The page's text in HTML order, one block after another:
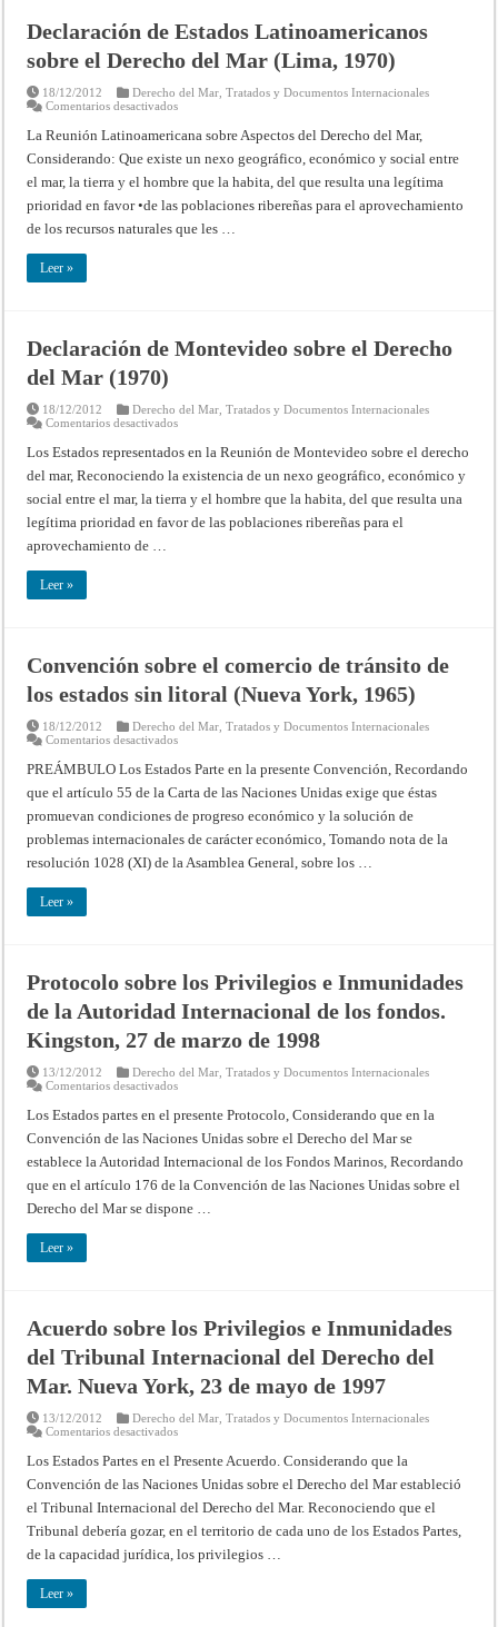
del
Caribe
sobre
los
del
Mar
Declaración de Estados Latinoamericanos
sobre el Derecho del Mar (Lima, 1970)
18/12/2012 Derecho del Mar ,Tratados y Documentos Internacionales
Comentarios desactivadosen
de
Estados
Latinoamericanos
el
Derecho
del
Mar
(Lima,
La Reunión Latinoamericana sobre Aspectos del Derecho del Mar,
Considerando: Que existe un nexo geográfico, económico y social entre
el mar, la tierra y el hombre que la habita, del que resulta una legítima
prioridad en favor •de las poblaciones ribereñas para el aprovechamiento
de los recursos natu­rales que les …
Leer »
Declaración de Montevideo sobre el Derecho
del Mar (1970)
18/12/2012 Derecho del Mar ,Tratados y Documentos Internacionales
Comentarios desactivadosen
de
Montevideo
sobre
Derecho
Mar
Los Estados representados en la Reunión de Montevideo sobre el dere­cho
del mar, Reconociendo la existencia de un nexo geográfico, económico y
social entre el mar, la tierra y el hombre que la habita, del que resulta una
legí­tima prioridad en favor de las poblaciones ribereñas para el
aprovechamiento de …
Leer »
Convención sobre el comercio de tránsito de
los estados sin litoral (Nueva York, 1965)
18/12/2012 Derecho del Mar ,Tratados y Documentos Internacionales
Comentarios desactivadosen
sobre
el
comercio
tránsito
los
estados
sin
PREÁMBULO Los Estados Parte en la presente Convención, Recordando
que el artículo 55 de la Carta de las Naciones Unidas exige que éstas
promuevan condiciones de progreso económico y la solución de
problemas internacionales de carácter económico, Tomando nota de la
resolución 1028 (XI) de la Asamblea General, sobre los …
Leer »
Protocolo sobre los Privilegios e Inmunidades
de la Autoridad Internacional de los fondos.
Kingston, 27 de marzo de 1998
13/12/2012 Derecho del Mar ,Tratados y Documentos Internacionales
Comentarios desactivadosen
sobre
los
Privilegios
Inmunidades
de
la
Autoridad
Internacional
de
1998
Los Estados partes en el presente Protocolo, Considerando que en la
Convención de las Naciones Unidas sobre el Derecho del Mar se
establece la Autoridad Internacional de los Fondos Marinos, Recordando
que en el artículo 176 de la Convención de las Naciones Unidas sobre el
Derecho del Mar se dispone …
Leer »
Acuerdo sobre los Privilegios e Inmunidades
del Tribunal Internacional del Derecho del
Mar. Nueva York, 23 de mayo de 1997
13/12/2012 Derecho del Mar ,Tratados y Documentos Internacionales
Comentarios desactivadosen
sobre
los
Privilegios
Inmunidades
Tribunal
Internacional
del
Los Estados Partes en el Presente Acuerdo. Considerando que la
Convención de las Naciones Unidas sobre el Derecho del Mar estableció
el Tribunal Internacional del Derecho del Mar. Reconociendo que el
Tribunal debería gozar, en el territorio de cada uno de los Estados Partes,
de la capacidad jurídica, los privilegios …
Leer »